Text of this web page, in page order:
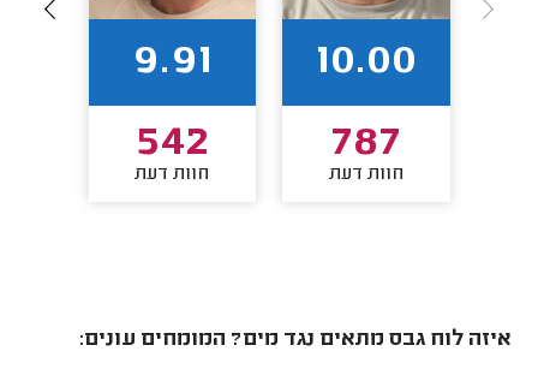
10.00
787
חוות דעת
9.91
542
חוות דעת
איזה לוח גבס מתאים נגד מים? המומחים עונים: